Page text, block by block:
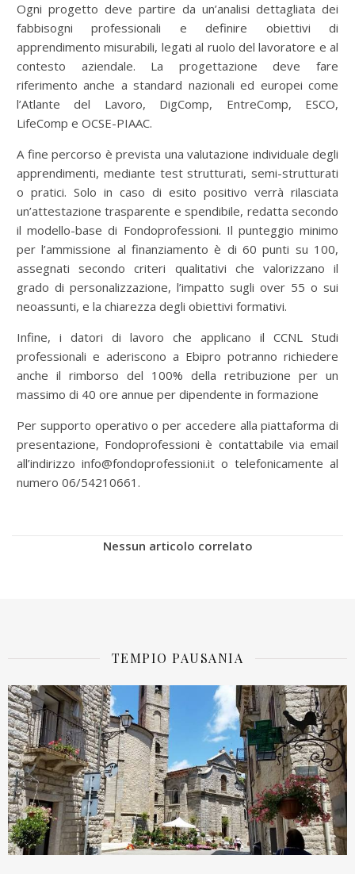
Ogni progetto deve partire da un’analisi dettagliata dei
fabbisogni professionali e definire obiettivi di
apprendimento misurabili, legati al ruolo del lavoratore e al
contesto aziendale. La progettazione deve fare
riferimento anche a standard nazionali ed europei come
l’Atlante del Lavoro, DigComp, EntreComp, ESCO,
LifeComp e OCSE-PIAAC.
A fine percorso è prevista una valutazione individuale degli
apprendimenti, mediante test strutturati, semi-strutturati
o pratici. Solo in caso di esito positivo verrà rilasciata
un’attestazione trasparente e spendibile, redatta secondo
il modello-base di Fondoprofessioni. Il punteggio minimo
per l’ammissione al finanziamento è di 60 punti su 100,
assegnati secondo criteri qualitativi che valorizzano il
grado di personalizzazione, l’impatto sugli over 55 o sui
neoassunti, e la chiarezza degli obiettivi formativi.
Infine, i datori di lavoro che applicano il CCNL Studi
professionali e aderiscono a Ebipro potranno richiedere
anche il rimborso del 100% della retribuzione per un
massimo di 40 ore annue per dipendente in formazione
Per supporto operativo o per accedere alla piattaforma di
presentazione, Fondoprofessioni è contattabile via email
all’indirizzo info@fondoprofessioni.it o telefonicamente al
numero 06/54210661.
Nessun articolo correlato
TEMPIO PAUSANIA